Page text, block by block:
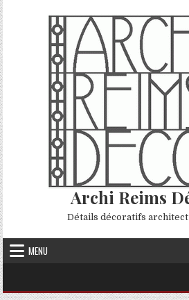
Skip to content
Archi Reims
Détails décoratifs
MENU